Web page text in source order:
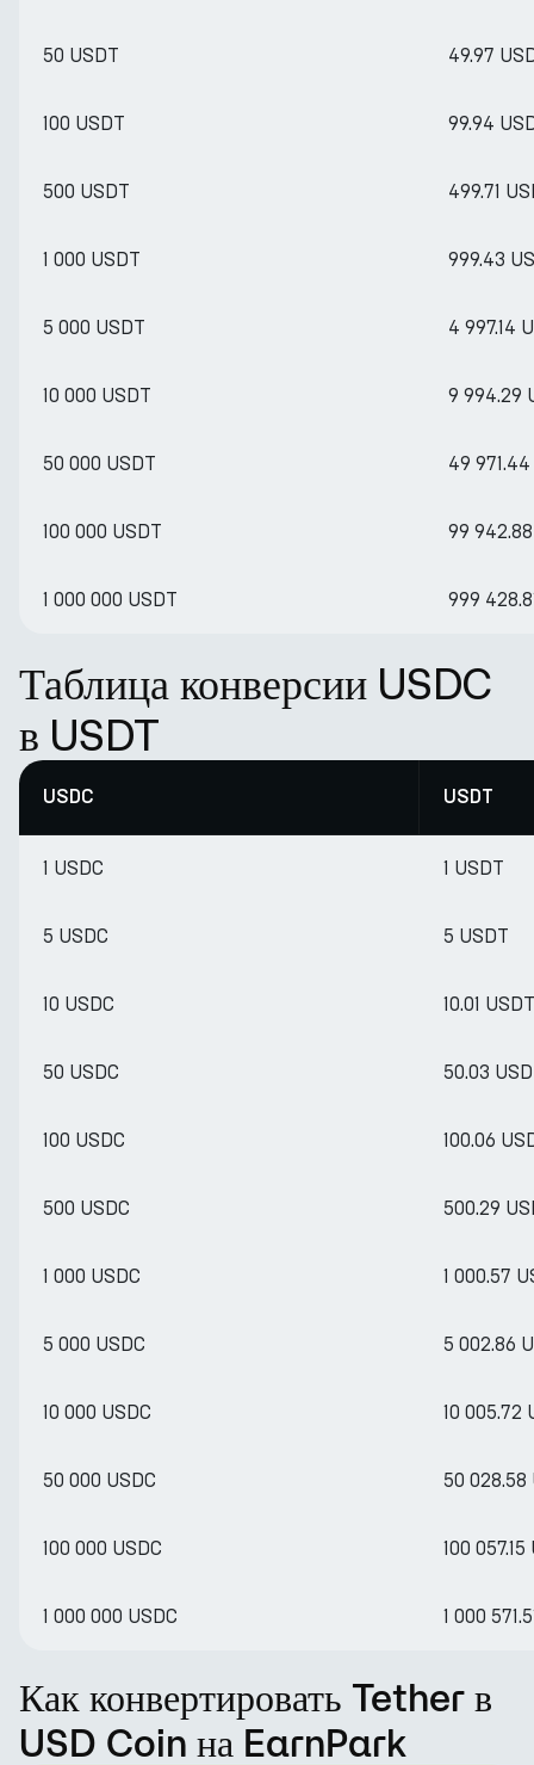
50 USDT 49.97
100 USDT 99.94
500 USDT 499.71
1 000 USDT 999.43
5 000 USDT 4 997.14
10 000 USDT 9 994.29
50 000 USDT 49
100 000 USDT 99
1 000 000 USDT 999
Таблица конверсии USDC
в USDT
USDC USDT
1 USDC 1 USDT
5 USDC 5 USDT
10 USDC 10.01 USDT
50 USDC 50.03
100 USDC 100.06
500 USDC 500.29
1 000 USDC 1 000.57
5 000 USDC 5 002.86
10 000 USDC 10 005.72
50 000 USDC 50 028.58
100 000 USDC 100 057.15
1 000 000 USDC 1 000
Как конвертировать Tether в
USD Coin на EarnPark